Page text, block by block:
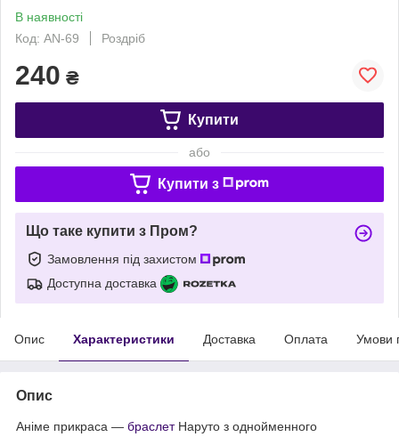
В наявності
Код: AN-69
Роздріб
240 ₴
Купити
або
Купити з
Що таке купити з Пром?
Замовлення під захистом
Доступна доставка
Опис Характеристики Доставка Оплата Умови
Опис
Аніме прикраса — браслетНаруто з однойменного